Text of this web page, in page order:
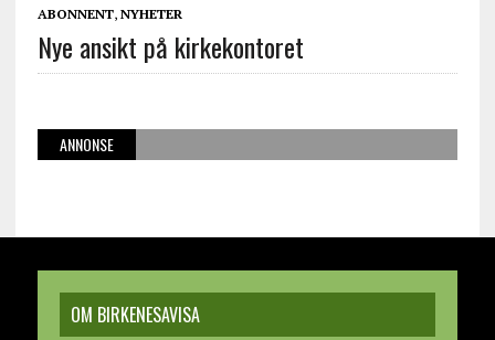
ABONNENT, NYHETER
Nye ansikt på kirkekontoret
ANNONSE
OM BIRKENESAVISA